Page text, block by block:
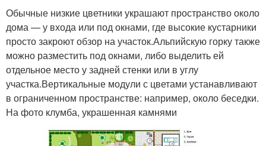
Обычные низкие цветники украшают пространство около
дома — у входа или под окнами, где высокие кустарники
просто закроют обзор на участок.Альпийскую горку также
можно разместить под окнами, либо выделить ей
отдельное место у задней стенки или в углу
участка.Вертикальные модули с цветами устанавливают
в ограниченном пространстве: например, около беседки.
На фото клумба, украшенная камнями